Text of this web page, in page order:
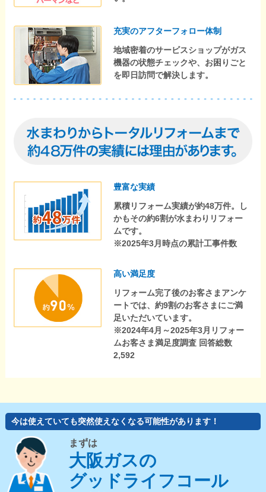
充実のアフターフォロー体制
地域密着のサービスショップがガス
機器の状態チェックや、お困りごと
を即日訪問で解決します。
豊富な実績
累積リフォーム実績が約48万件。し
かもその約6割が水まわりリフォー
ムです。
※2025年3月時点の累計工事件数
高い満足度
リフォーム完了後のお客さまアンケ
ートでは、約9割のお客さまにご満
足いただいています。
※2024年4月～2025年3月リフォー
ムお客さま満足度調査 回答総数
2,592
今は使えていても突然使えなくなる可能性があります！
まずは
大阪ガスの
グッドライフコール